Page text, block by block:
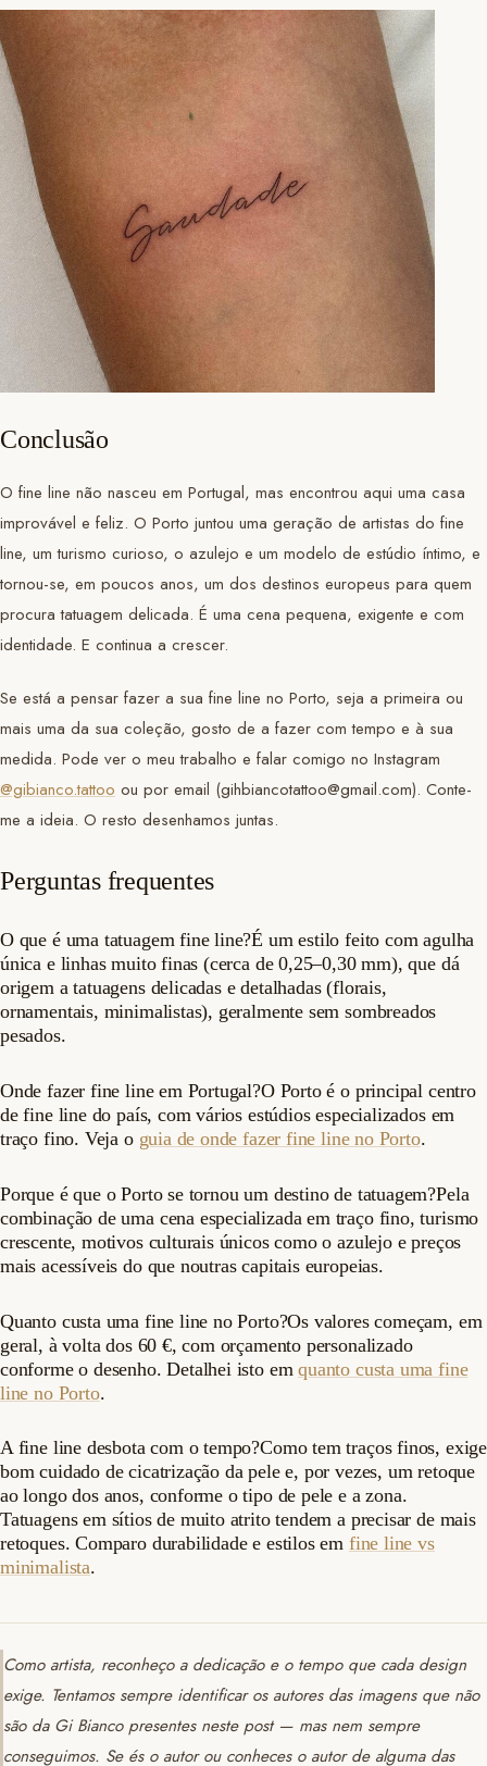
Conclusão
O fine line não nasceu em Portugal, mas encontrou aqui uma casa
improvável e feliz. O Porto juntou uma geração de artistas do fine
line, um turismo curioso, o azulejo e um modelo de estúdio íntimo, e
tornou-se, em poucos anos, um dos destinos europeus para quem
procura tatuagem delicada. É uma cena pequena, exigente e com
identidade. E continua a crescer.
Se está a pensar fazer a sua fine line no Porto, seja a primeira ou
mais uma da sua coleção, gosto de a fazer com tempo e à sua
medida. Pode ver o meu trabalho e falar comigo no Instagram
@gibianco.tattoo ou por email (gihbiancotattoo@gmail.com). Conte-
me a ideia. O resto desenhamos juntas.
Perguntas frequentes
O que é uma tatuagem fine line?É um estilo feito com agulha
única e linhas muito finas (cerca de 0,25–0,30 mm), que dá
origem a tatuagens delicadas e detalhadas (florais,
ornamentais, minimalistas), geralmente sem sombreados
pesados.
Onde fazer fine line em Portugal?O Porto é o principal centro
de fine line do país, com vários estúdios especializados em
traço fino. Veja o guia de onde fazer fine line no Porto.
Porque é que o Porto se tornou um destino de tatuagem?Pela
combinação de uma cena especializada em traço fino, turismo
crescente, motivos culturais únicos como o azulejo e preços
mais acessíveis do que noutras capitais europeias.
Quanto custa uma fine line no Porto?Os valores começam, em
geral, à volta dos 60 €, com orçamento personalizado
conforme o desenho. Detalhei isto emquanto custa uma fine
line no Porto.
A fine line desbota com o tempo?Como tem traços finos, exige
bom cuidado de cicatrização da pele e, por vezes, um retoque
ao longo dos anos, conforme o tipo de pele e a zona.
Tatuagens em sítios de muito atrito tendem a precisar de mais
retoques. Comparo durabilidade e estilos em fine line vs
minimalista.
Como artista, reconheço a dedicação e o tempo que cada design
exige. Tentamos sempre identificar os autores das imagens que não
são da Gi Bianco presentes neste post — mas nem sempre
conseguimos. Se és o autor ou conheces o autor de alguma das